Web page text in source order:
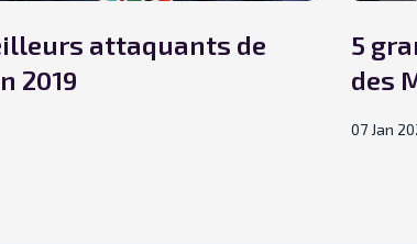
attaquants de
2019
5
des
07 Jan